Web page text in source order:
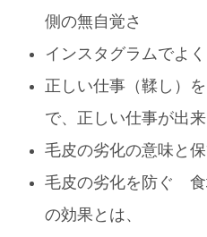
側の無自覚さ
インスタグラムでよ
正しい仕事（鞣し）
で、正しい仕事が出
毛皮の劣化の意味と
毛皮の劣化を防ぐ
の効果とは、